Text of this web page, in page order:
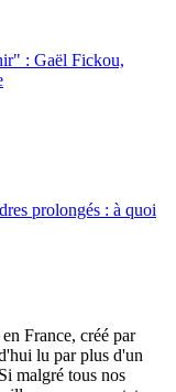
: Gaël Fickou,
prolongés : à quoi
France, créé par
lu par plus d'un
malgré tous nos